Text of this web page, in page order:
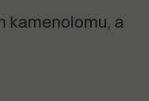
kamenolomu, a